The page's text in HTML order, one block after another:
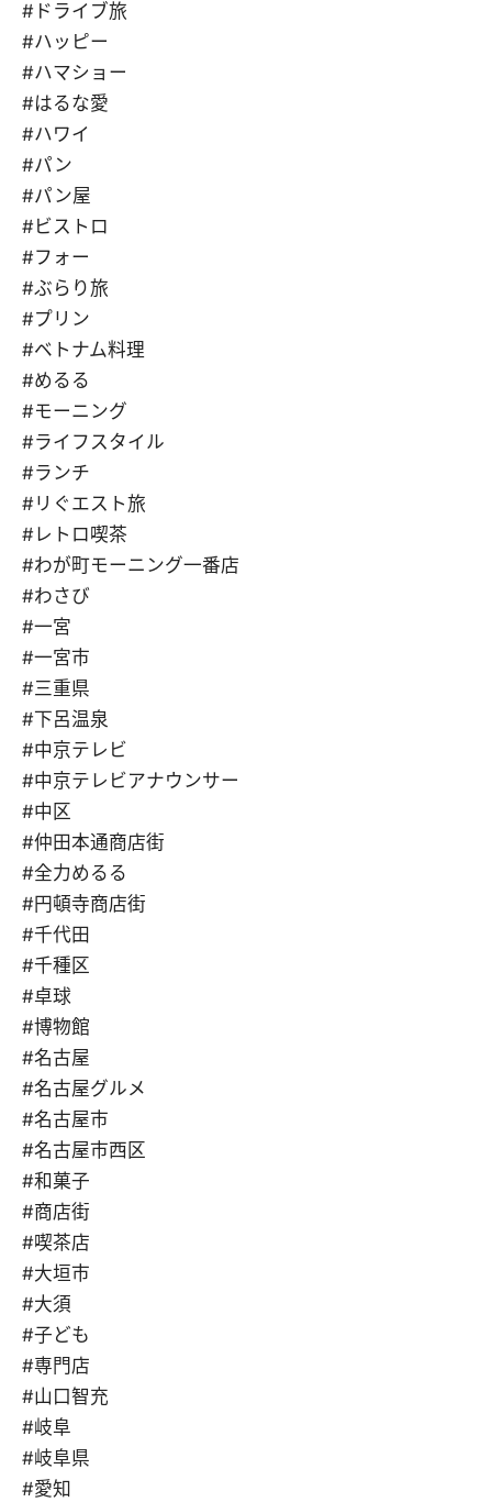
#ドライブ旅
#ハッピー
#ハマショー
#はるな愛
#ハワイ
#パン
#パン屋
#ビストロ
#フォー
#ぶらり旅
#プリン
#ベトナム料理
#めるる
#モーニング
#ライフスタイル
#ランチ
#リぐエスト旅
#レトロ喫茶
#わが町モーニング一番店
#わさび
#一宮
#一宮市
#三重県
#下呂温泉
#中京テレビ
#中京テレビアナウンサー
#中区
#仲田本通商店街
#全力めるる
#円頓寺商店街
#千代田
#千種区
#卓球
#博物館
#名古屋
#名古屋グルメ
#名古屋市
#名古屋市西区
#和菓子
#商店街
#喫茶店
#大垣市
#大須
#子ども
#専門店
#山口智充
#岐阜
#岐阜県
#愛知